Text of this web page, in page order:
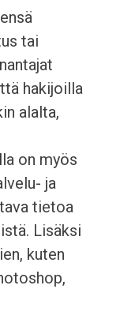
tai
hakijoilla
alalta,
on myös
ja
tietoa
Lisäksi
kuten